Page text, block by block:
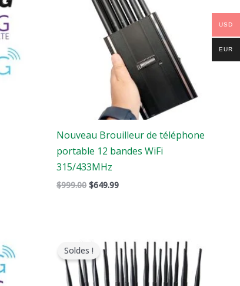
Nouveau Brouilleur de téléphone
portable 12 bandes WiFi
315/433MHz
$999.00 $649.99
Soldes !
prix
original
était
:
prix
actuel
est
:
USD
EUR